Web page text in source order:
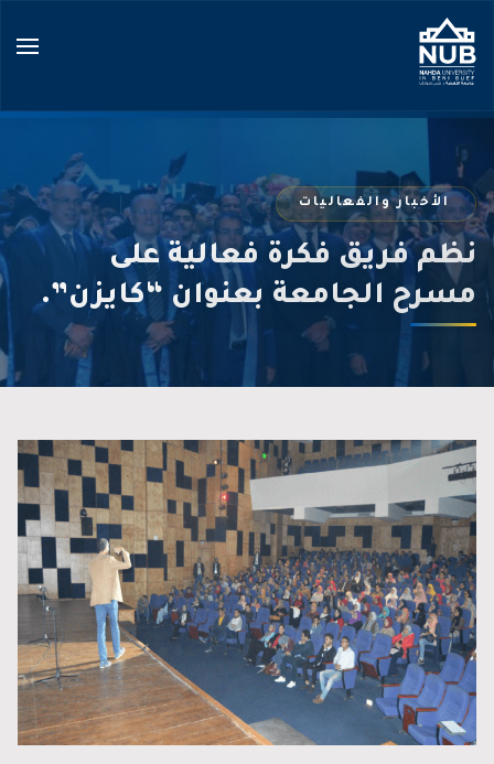
content
الأخبار والفعاليات
نظم فريق فكرة فعالية على
مسرح الجامعة بعنوان “كايزن”.